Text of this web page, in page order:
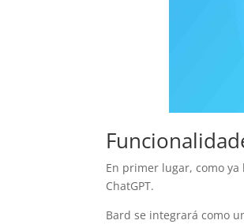
En primer lugar, como
ChatGPT.
Bard se integrará como